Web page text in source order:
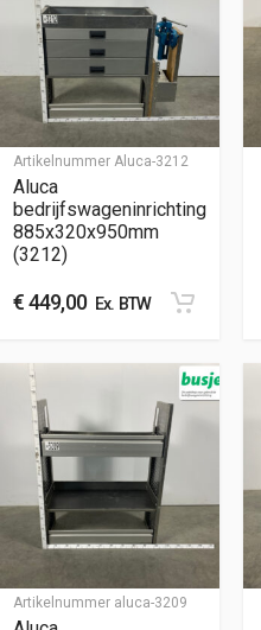
Artikelnummer Aluca-3212
Aluca
bedrijfswageninrichting
885x320x950mm
(3212)
€449,00Ex. BTW
Artikelnummer aluca-3209